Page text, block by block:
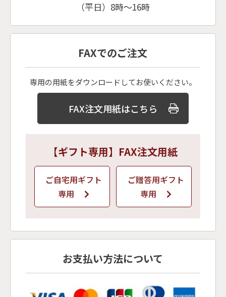
（平日）8時〜16時
FAXでのご注文
専用の用紙をダウンロードしてお使いください。
FAX注文用紙はこちら
【ギフト専用】FAX注文用紙
ご自宅用ギフト
専用
ご贈答用ギフト
専用
お支払い方法について